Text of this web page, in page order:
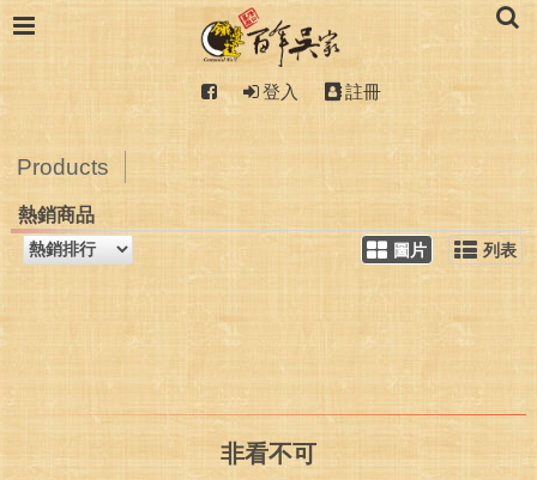
登入 註冊
Products
熱銷商品
圖片 列表
非看不可